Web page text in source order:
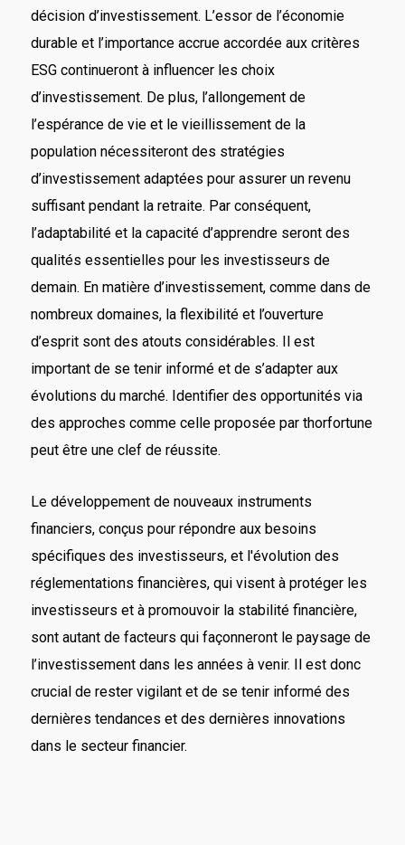
décision d’investissement. L’essor de l’économie
durable et l’importance accrue accordée aux critères
ESG continueront à influencer les choix
d’investissement. De plus, l’allongement de
l’espérance de vie et le vieillissement de la
population nécessiteront des stratégies
d’investissement adaptées pour assurer un revenu
suffisant pendant la retraite. Par conséquent,
l’adaptabilité et la capacité d’apprendre seront des
qualités essentielles pour les investisseurs de
demain. En matière d’investissement, comme dans de
nombreux domaines, la flexibilité et l’ouverture
d’esprit sont des atouts considérables. Il est
important de se tenir informé et de s’adapter aux
évolutions du marché. Identifier des opportunités via
des approches comme celle proposée par thorfortune
peut être une clef de réussite.
Le développement de nouveaux instruments
financiers, conçus pour répondre aux besoins
spécifiques des investisseurs, et l'évolution des
réglementations financières, qui visent à protéger les
investisseurs et à promouvoir la stabilité financière,
sont autant de facteurs qui façonneront le paysage de
l’investissement dans les années à venir. Il est donc
crucial de rester vigilant et de se tenir informé des
dernières tendances et des dernières innovations
dans le secteur financier.